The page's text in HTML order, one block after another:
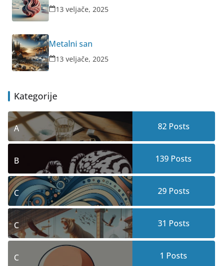
13 veljače, 2025
Metalni san
13 veljače, 2025
Kategorije
A 82Posts
B 139 Posts
C 29Posts
C 31 Posts
C 1 Posts